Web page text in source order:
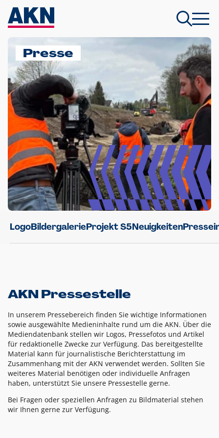
Presse
LogoBildergalerieProjekt S5Neuigkeiten
AKN Pressestelle
In unserem Pressebereich finden Sie wichtige Informationen
sowie ausgewählte Medieninhalte rund um die AKN. Über die
Mediendatenbank stellen wir Logos, Pressefotos und Artikel
für redaktionelle Zwecke zur Verfügung. Das bereitgestellte
Material kann für journalistische Berichterstattung im
Zusammenhang mit der AKN verwendet werden. Sollten Sie
weiteres Material benötigen oder individuelle Anfragen
haben, unterstützt Sie unsere Pressestelle gerne.
Bei Fragen oder speziellen Anfragen zu Bildmaterial stehen
wir Ihnen gerne zur Verfügung.